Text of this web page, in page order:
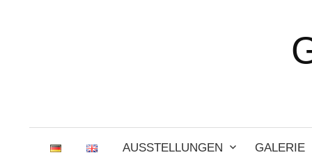
AUSSTELLUNGEN GALERIE